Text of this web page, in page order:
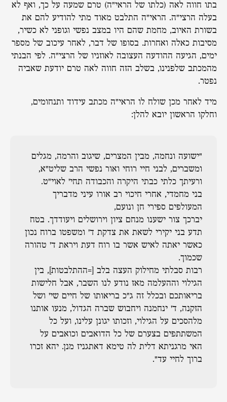
בתו חווה לאה (כלתו של הראי"ה) טרם שמעה על כך, ואף לא
בעלה הרצי"ה. הראי"ה התלבט מאוד מתי להודיע להם את
בשורת האיוב, מחמת שהם היו במצב נפשי וגופני לא כשיר,
מסיבות כאלה ואחרות. בסופו של דבר, לאחר עיכוב של מספר
ימים, הגיעה ההודעה העצובה לאוזניו של הרצי"ה. לפי הבנתי
מהמכתב שלפנינו, בשלב הזה חווה לאה טרם יודעת שאביה
נפטר.
מיד לאחר מכן שולח לו הראי"ה מכתב עידוד ותנחומים,
וחלקו הראשון יובא להלן:
"ישועה ונחמה, מבין המצרים, שיגוב והרמה, מגלים
ומשברים, לבני חיי רוחי ואור נפשי הרב שליט"א,
ורעיתך כלתי כבתי היקרה והכבודה תחי' לאוי"ט.
בני מחמדי, אחרי חיכוי רב אורו עיני מדבריך
המעולפים ספירי חן ונועם,
יברכך צור ישענו מנחם ציון וירושלים ויעודדך. בטח
תדע בני יקירי לשאת את צדקת ד' ומשפטו ברוח נכון
כאשר יאתה לאיש אשר בו רוח דעת ויראת ד' טהורה
שכמוך.
רבות סבלתי מחילוק העצה בלב [=ההתלבטות], בין
הגילוי וההעלמה מאז נודע לנו השבר, אבל חלישות
בריאותכם ובכלל זה ג"כ בריאותו של חיים שי' ושל
הזקנה, ד' ינחמנה ויחבוש שברה הגדול, מנעו אותנו
מלהסכים על הגילוי, וזכותו יגונן עלינו, ועל כל
המשתתפים בצערם של כל הדואבים וכואבים על
האי מרגניתא דלית לה טימא דאתגניז מנן. יהא זכרו
ברוך לחיי עד".